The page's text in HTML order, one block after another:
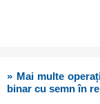
» Mai multe
binar cu semn în